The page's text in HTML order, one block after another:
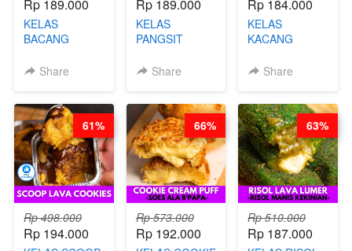
Rp 189.000
KELAS
BACANG
PREMIUM
Share
Rp 189.000
KELAS
PANGSIT
LENGKAP
PANGSIT -BY
CHEF DITA
Share
Rp 184.000
KELAS
KACANG
KACANG
Share
Rp 498.000
Rp 194.000
61%
Rp 573.000
Rp 192.000
66%
Rp 510.000
Rp 187.000
63%